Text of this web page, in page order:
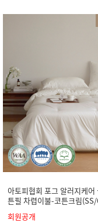
아토피협회 포그 알러지케어
튼필 차렵이불-코튼크림
회원공개